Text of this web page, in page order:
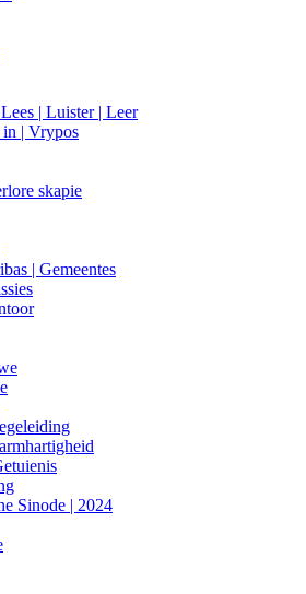
| Luister | Leer
in | Vrypos
skapie
| Gemeentes
Sinode | 2024